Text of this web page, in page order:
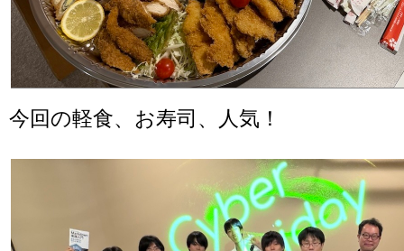
今回の軽食、お寿司、人気！